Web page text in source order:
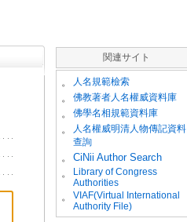
関連サイト
。 人名規範檢索
。 佛教著者人名權威資料庫
。 佛學名相規範資料庫
。
人名權威明清人物傳記資料
查詢
。
CiNii Author Search
。
Library of Congress
Authorities
。
VIAF(Virtual International
Authority File)